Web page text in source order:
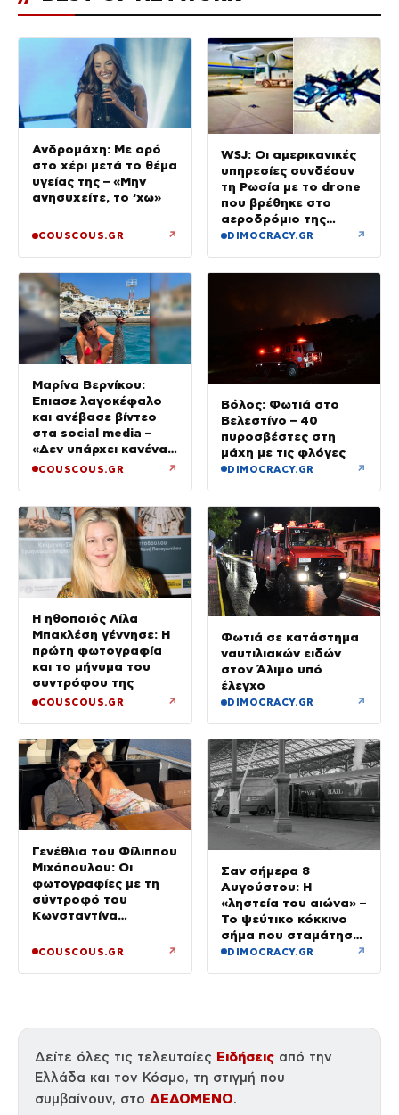
Ανδρομάχη: Με ορό
στο χέρι μετά το θέμα
υγείας της – «Μην
ανησυχείτε, το ‘χω»
COUSCOUS.GR ↗
WSJ: Οι αμερικανικές
υπηρεσίες συνδέουν
τη Ρωσία με το drone
που βρέθηκε στο
αεροδρόμιο της
Λειψίας
DIMOCRACY.GR ↗
Μαρίνα Βερνίκου:
Έπιασε λαγοκέφαλο
και ανέβασε βίντεο
στα social media –
«Δεν υπάρχει κανένας
λόγος να φοβόμαστε»
COUSCOUS.GR ↗
Βόλος: Φωτιά στο
Βελεστίνο – 40
πυροσβέστες στη
μάχη με τις φλόγες
DIMOCRACY.GR ↗
Η ηθοποιός Λίλα
Μπακλέση γέννησε: Η
πρώτη φωτογραφία
και το μήνυμα του
συντρόφου της
COUSCOUS.GR ↗
Φωτιά σε κατάστημα
ναυτιλιακών ειδών
στον Άλιμο υπό
έλεγχο
DIMOCRACY.GR ↗
Γενέθλια του Φίλιππου
Μιχόπουλου: Οι
φωτογραφίες με τη
σύντροφό του
Κωνσταντίνα
δημόσιο «Σ’ αγαπώ»
COUSCOUS.GR ↗
Σαν σήμερα 8
Αυγούστου: Η
«ληστεία του αιώνα» –
Το ψεύτικο κόκκινο
σήμα που σταμάτησε
τρένο με 2,6 εκατ.
DIMOCRACY.GR ↗
Δείτε όλες τις τελευταίες Ειδήσεις από την
Ελλάδα και τον Κόσμο, τη στιγμή που
συμβαίνουν, στο ΔΕΔΟΜΕΝΟ.